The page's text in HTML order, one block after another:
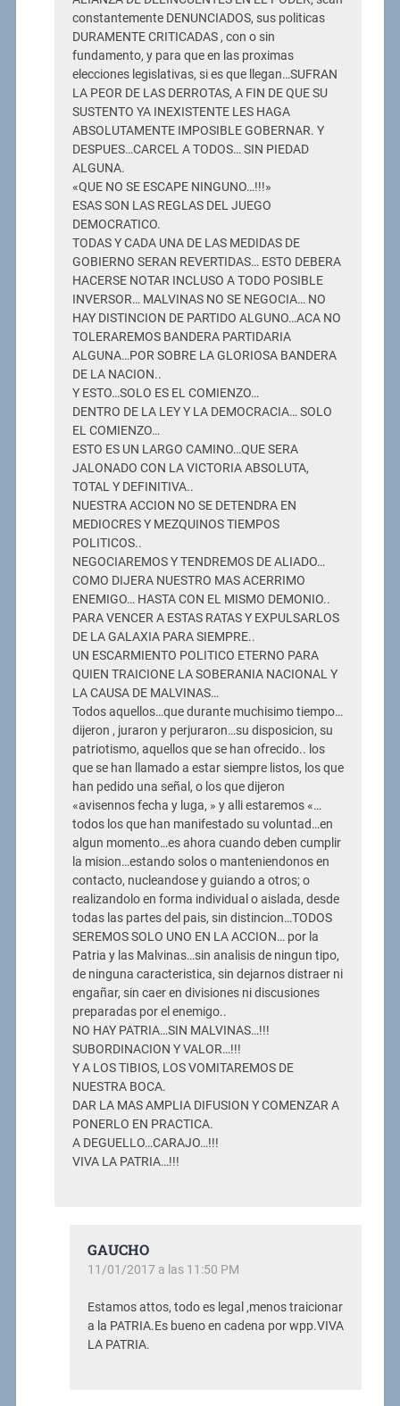
constantemente DENUNCIADOS, sus politicas
DURAMENTE CRITICADAS , con o sin
fundamento, y para que en las proximas
elecciones legislativas, si es que llegan…SUFRAN
LA PEOR DE LAS DERROTAS, A FIN DE QUE SU
SUSTENTO YA INEXISTENTE LES HAGA
ABSOLUTAMENTE IMPOSIBLE GOBERNAR. Y
DESPUES…CARCEL A TODOS… SIN PIEDAD
ALGUNA.
«QUE NO SE ESCAPE NINGUNO…!!!»
ESAS SON LAS REGLAS DEL JUEGO
DEMOCRATICO.
TODAS Y CADA UNA DE LAS MEDIDAS DE
GOBIERNO SERAN REVERTIDAS… ESTO DEBERA
HACERSE NOTAR INCLUSO A TODO POSIBLE
INVERSOR… MALVINAS NO SE NEGOCIA… NO
HAY DISTINCION DE PARTIDO ALGUNO…ACA NO
TOLERAREMOS BANDERA PARTIDARIA
ALGUNA…POR SOBRE LA GLORIOSA BANDERA
DE LA NACION..
Y ESTO…SOLO ES EL COMIENZO…
DENTRO DE LA LEY Y LA DEMOCRACIA… SOLO
EL COMIENZO…
ESTO ES UN LARGO CAMINO…QUE SERA
JALONADO CON LA VICTORIA ABSOLUTA,
TOTAL Y DEFINITIVA..
NUESTRA ACCION NO SE DETENDRA EN
MEDIOCRES Y MEZQUINOS TIEMPOS
POLITICOS..
NEGOCIAREMOS Y TENDREMOS DE ALIADO…
COMO DIJERA NUESTRO MAS ACERRIMO
ENEMIGO… HASTA CON EL MISMO DEMONIO..
PARA VENCER A ESTAS RATAS Y EXPULSARLOS
DE LA GALAXIA PARA SIEMPRE..
UN ESCARMIENTO POLITICO ETERNO PARA
QUIEN TRAICIONE LA SOBERANIA NACIONAL Y
LA CAUSA DE MALVINAS…
Todos aquellos…que durante muchisimo tiempo…
dijeron , juraron y perjuraron…su disposicion, su
patriotismo, aquellos que se han ofrecido.. los
que se han llamado a estar siempre listos, los que
han pedido una señal, o los que dijeron
«avisennos fecha y luga, » y alli estaremos «…
todos los que han manifestado su voluntad…en
algun momento…es ahora cuando deben cumplir
la mision…estando solos o manteniendonos en
contacto, nucleandose y guiando a otros; o
realizandolo en forma individual o aislada, desde
todas las partes del pais, sin distincion…TODOS
SEREMOS SOLO UNO EN LA ACCION… por la
Patria y las Malvinas…sin analisis de ningun tipo,
de ninguna caracteristica, sin dejarnos distraer ni
engañar, sin caer en divisiones ni discusiones
preparadas por el enemigo..
NO HAY PATRIA…SIN MALVINAS…!!!
SUBORDINACION Y VALOR…!!!
Y A LOS TIBIOS, LOS VOMITAREMOS DE
NUESTRA BOCA.
DAR LA MAS AMPLIA DIFUSION Y COMENZAR A
PONERLO EN PRACTICA.
A DEGUELLO…CARAJO…!!!
VIVA LA PATRIA…!!!
GAUCHO
11/01/2017 a las 11:50 PM
Estamos attos, todo es legal ,menos traicionar
a la PATRIA.Es bueno en cadena por wpp.VIVA
LA PATRIA.